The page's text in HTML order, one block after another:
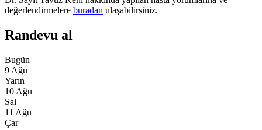
değerlendirmelere buradan ulaşabilirsiniz.
Randevu al
Bugün
9 Ağu
Yarın
10 Ağu
Sal
11 Ağu
Çar